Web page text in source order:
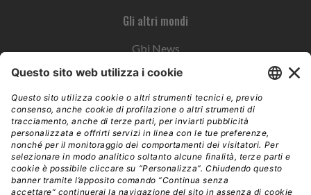
Gli altri mondi
Gbi News
Instoremag
Esplora il gruppo
Edra Edizioni
Edizioni LSWR